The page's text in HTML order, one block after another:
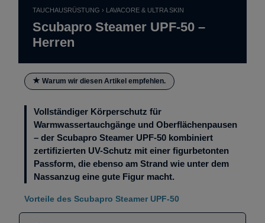
TAUCHAUSRÜSTUNG › LAVACORE & ULTRA SKIN
Scubapro Steamer UPF-50 –
Herren
Warum wir diesen Artikel empfehlen.
Vollständiger Körperschutz für
Warmwassertauchgänge und Oberflächenpausen
– der Scubapro Steamer UPF-50 kombiniert
zertifizierten UV-Schutz mit einer figurbetonten
Passform, die ebenso am Strand wie unter dem
Nassanzug eine gute Figur macht.
Vorteile des Scubapro Steamer UPF-50